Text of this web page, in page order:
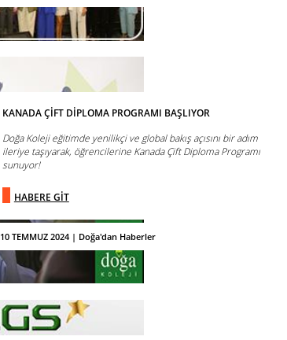
10 TEMMUZ 2024 | Doğa'dan Haberler
KANADA ÇİFT DİPLOMA PROGRAMI BAŞLIYOR
Doğa Koleji eğitimde yenilikçi ve global bakış açısını bir adım
ileriye taşıyarak, öğrencilerine Kanada Çift Diploma Programı
sunuyor!
HABERE GİT